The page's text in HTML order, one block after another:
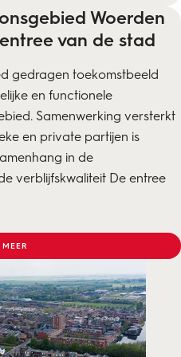
Woerden
van de stad
gedragen toekomstbeeld
en functionele
Samenwerking versterkt
en private partijen is
in de
verblijfskwaliteit De entree